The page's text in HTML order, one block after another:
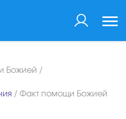
Божией /
/ Факт помощи Божией